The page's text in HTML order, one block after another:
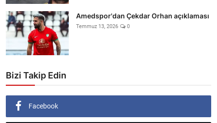
Amedspor'dan Çekdar Orhan açıklaması
Temmuz 13, 2026 0
Bizi Takip Edin
Facebook